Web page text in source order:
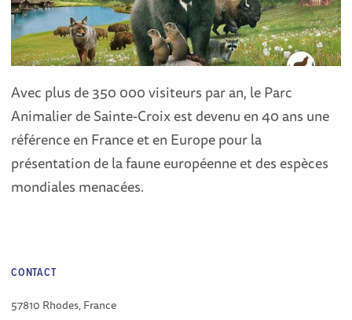
Avec plus de 350 000 visiteurs par an, le Parc
Animalier de Sainte-Croix est devenu en 40 ans une
référence en France et en Europe pour la
présentation de la faune européenne et des espèces
mondiales menacées.
CONTACT
57810 Rhodes, France